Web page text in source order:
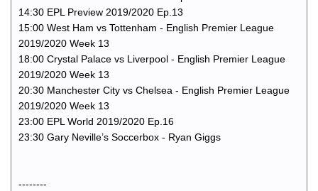
14:30 EPL Preview 2019/2020 Ep.13
15:00 West Ham vs Tottenham - English Premier League
2019/2020 Week 13
18:00 Crystal Palace vs Liverpool - English Premier League
2019/2020 Week 13
20:30 Manchester City vs Chelsea - English Premier League
2019/2020 Week 13
23:00 EPL World 2019/2020 Ep.16
23:30 Gary Neville’s Soccerbox - Ryan Giggs
--------